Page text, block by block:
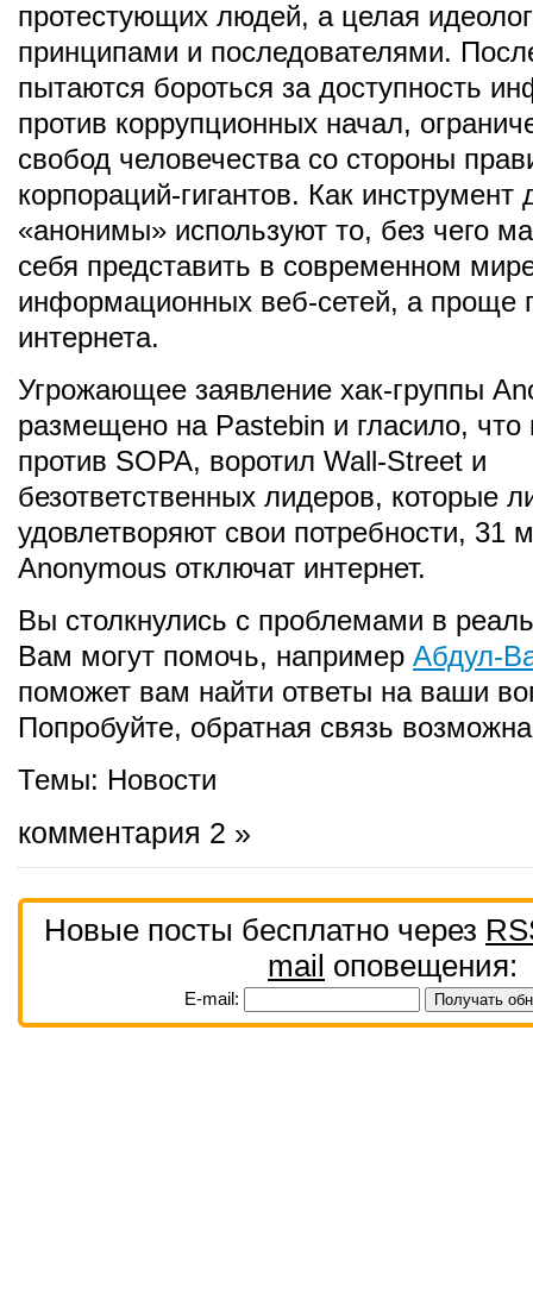
протестующих людей, а целая
принципами и последователями.
пытаются бороться за доступность
против коррупционных начал,
свобод человечества со стороны
корпораций-гигантов. Как
«анонимы» используют то, без чего
себя представить в современном
информационных веб-сетей, а проще
интернета.
Угрожающее заявление хак-группы
размещено на Pastebin и гласило, что
против SOPA, воротил Wall-Street и
безответственных лидеров, которые
удовлетворяют свои потребности, 31
Anonymous отключат интернет.
Вы столкнулись с проблемами в
Вам могут помочь, например Абдул-
поможет вам найти ответы на ваши
Попробуйте, обратная связь
Темы: Новости
комментария 2 »
Новые посты бесплатно через
mail оповещения:
E-mail: